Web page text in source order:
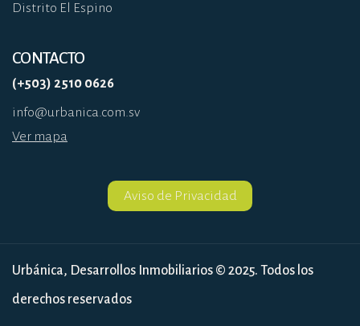
Distrito El Espino
CONTACTO
(+503) 2510 0626
info@urbanica.com.sv
Ver mapa
Aviso de Privacidad
Urbánica, Desarrollos Inmobiliarios © 2025. Todos los
derechos reservados